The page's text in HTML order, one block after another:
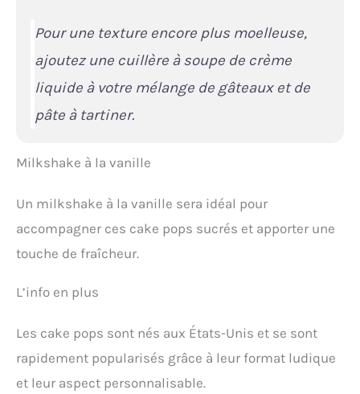
Pour une texture encore plus moelleuse,
ajoutez une cuillère à soupe de crème
liquide à votre mélange de gâteaux et de
pâte à tartiner.
Milkshake à la vanille
Un milkshake à la vanille sera idéal pour
accompagner ces cake pops sucrés et apporter une
touche de fraîcheur.
L’info en plus
Les cake pops sont nés aux États-Unis et se sont
rapidement popularisés grâce à leur format ludique
et leur aspect personnalisable.